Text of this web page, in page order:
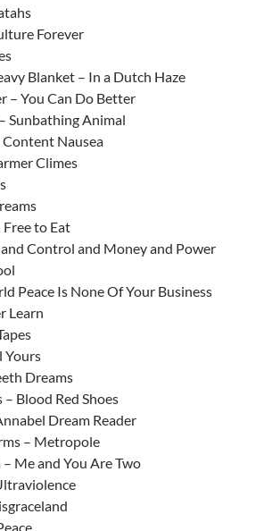
Forever
Blanket – In a Dutch Haze
– You Can Do Better
Sunbathing Animal
Nausea
Climes
Free to Eat
Control and Money and Power
Peace Is None Of Your Business
Learn
Yours
Dreams
– Blood Red Shoes
Dream Reader
– Metropole
Me and You Are Two